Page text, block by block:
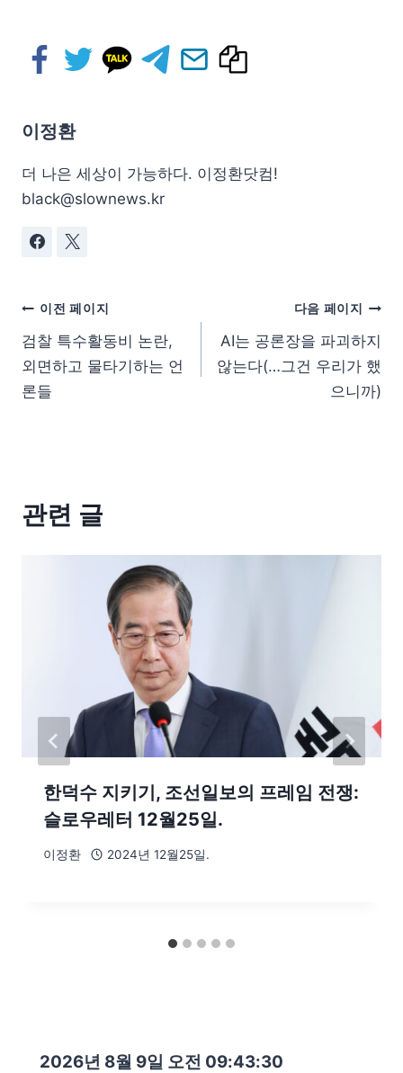
이정환
더 나은 세상이 가능하다. 이정환닷컴!
black@slownews.kr
이전 페이지
검찰 특수활동비 논란,
외면하고 물타기하는 언
론들
다음 페이지
AI는 공론장을 파괴하지
않는다(…그건 우리가 했
으니까)
관련 글
한덕수 지키기, 조선일보의 프레임 전쟁:
슬로우레터 12월25일.
이정환 2024년 12월25일.
2026년 8월 9일 오전 09:43:31